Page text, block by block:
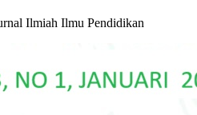
Ilmiah Ilmu Pendidikan